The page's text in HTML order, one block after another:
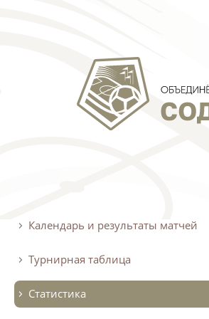
Календарь и результаты матчей
Турнирная таблица
Статистика